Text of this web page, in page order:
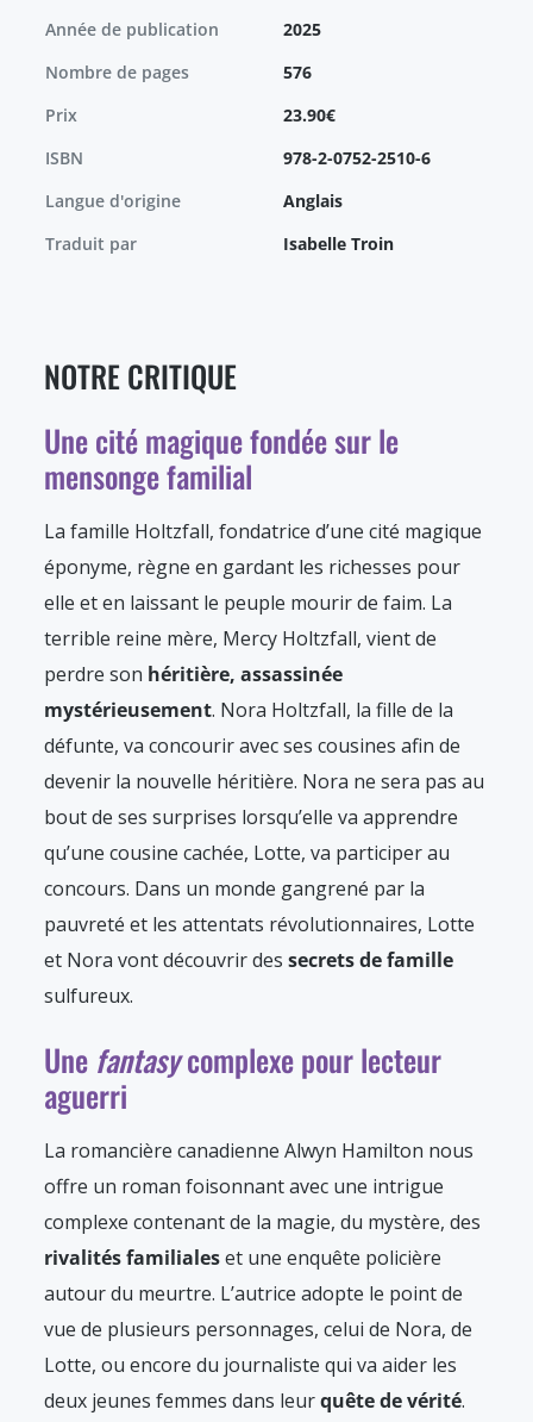
Année de publication
2025
Nombre de pages
576
Prix
23.90€
ISBN
978-2-0752-2510-6
Langue d'origine
Anglais
Traduit par
Isabelle Troin
NOTRE CRITIQUE
Une cité magique fondée sur le
mensonge familial
La famille Holtzfall, fondatrice d’une cité magique
éponyme, règne en gardant les richesses pour
elle et en laissant le peuple mourir de faim. La
terrible reine mère, Mercy Holtzfall, vient de
perdre son héritière, assassinée
mystérieusement. Nora Holtzfall, la fille de la
défunte, va concourir avec ses cousines afin de
devenir la nouvelle héritière. Nora ne sera pas au
bout de ses surprises lorsqu’elle va apprendre
qu’une cousine cachée, Lotte, va participer au
concours. Dans un monde gangrené par la
pauvreté et les attentats révolutionnaires, Lotte
et Nora vont découvrir des secrets de famille
sulfureux.
Une fantasycomplexe pour lecteur
aguerri
La romancière canadienne Alwyn Hamilton nous
offre un roman foisonnant avec une intrigue
complexe contenant de la magie, du mystère, des
rivalités familialeset une enquête policière
autour du meurtre. L’autrice adopte le point de
vue de plusieurs personnages, celui de Nora, de
Lotte, ou encore du journaliste qui va aider les
deux jeunes femmes dans leurquête de vérité.